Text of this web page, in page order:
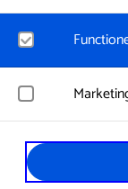
Noodzakelijk
functionele
Google
YouTube
Registreert